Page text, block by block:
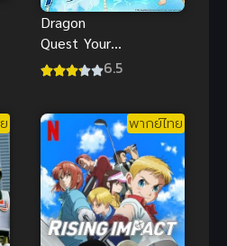
Dragon
Quest Your
Story ดราก้อน
ไทย
6.5
พากย์ไทย